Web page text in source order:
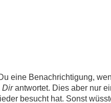
eine Benachrichtigung,
Dirantwortet. Dies aber nur
besucht hat. Sonst